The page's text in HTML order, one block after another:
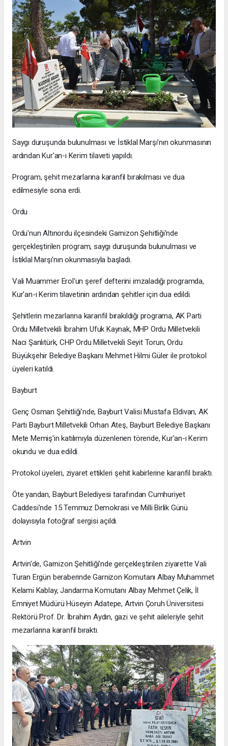
Saygı duruşunda bulunulması ve İstiklal Marşı'nın okunmasının
ardından Kur'an-ı Kerim tilaveti yapıldı.
Program, şehit mezarlarına karanfil bırakılması ve dua
edilmesiyle sona erdi.
Ordu
Ordu'nun Altınordu ilçesindeki Garnizon Şehitliği'nde
gerçekleştirilen program, saygı duruşunda bulunulması ve
İstiklal Marşı'nın okunmasıyla başladı.
Vali Muammer Erol'un şeref defterini imzaladığı programda,
Kur'an-ı Kerim tilavetinin ardından şehitler için dua edildi.
Şehitlerin mezarlarına karanfil bırakıldığı programa, AK Parti
Ordu Milletvekili İbrahim Ufuk Kaynak, MHP Ordu Milletvekili
Naci Şanlıtürk, CHP Ordu Milletvekili Seyit Torun, Ordu
Büyükşehir Belediye Başkanı Mehmet Hilmi Güler ile protokol
üyeleri katıldı.
Bayburt
Genç Osman Şehitliği'nde, Bayburt Valisi Mustafa Eldivan, AK
Parti Bayburt Milletvekili Orhan Ateş, Bayburt Belediye Başkanı
Mete Memiş'in katılımıyla düzenlenen törende, Kur'an-ı Kerim
okundu ve dua edildi.
Protokol üyeleri, ziyaret ettikleri şehit kabirlerine karanfil bıraktı.
Öte yandan, Bayburt Belediyesi tarafından Cumhuriyet
Caddesi'nde 15 Temmuz Demokrasi ve Milli Birlik Günü
dolayısıyla fotoğraf sergisi açıldı.
Artvin
Artvin'de, Garnizon Şehitliği'nde gerçekleştirilen ziyarette Vali
Turan Ergün beraberinde Garnizon Komutanı Albay Muhammet
Kelami Kablay, Jandarma Komutanı Albay Mehmet Çelik, İl
Emniyet Müdürü Hüseyin Adatepe, Artvin Çoruh Üniversitesi
Rektörü Prof. Dr. İbrahim Aydın, gazi ve şehit aileleriyle şehit
mezarlarına karanfil bıraktı.